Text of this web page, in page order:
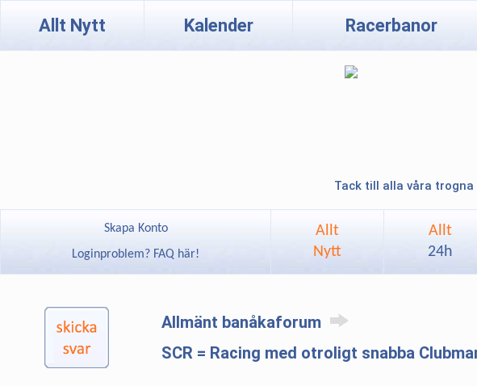
Allt Nytt Kalender Racerbanor
Tack till alla våra
Skapa Konto
Loginproblem? FAQ här!
Allt
Nytt
Allt
24h
Allmänt banåkaforum
SCR = Racing med otroligt snabba